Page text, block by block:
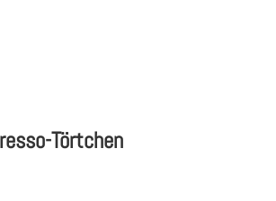
Törtchen